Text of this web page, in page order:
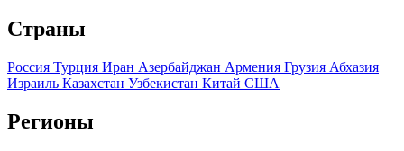
Страны
Россия Турция Иран Азербайджан Армения Грузия Абхазия
Израиль Казахстан Узбекистан Китай США
Регионы